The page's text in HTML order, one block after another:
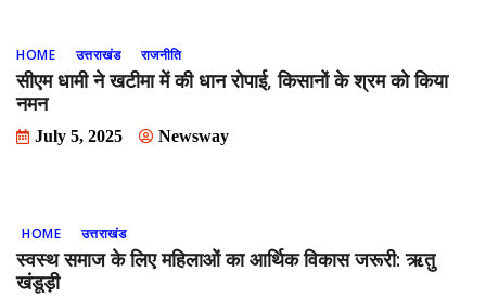
HOME उत्तराखंड राजनीति
सीएम धामी ने खटीमा में की धान रोपाई, किसानों के श्रम को किया
नमन
July 5, 2025 Newsway
HOME उत्तराखंड
स्वस्थ समाज के लिए महिलाओं का आर्थिक विकास जरूरी: ऋतु
खंडूड़ी